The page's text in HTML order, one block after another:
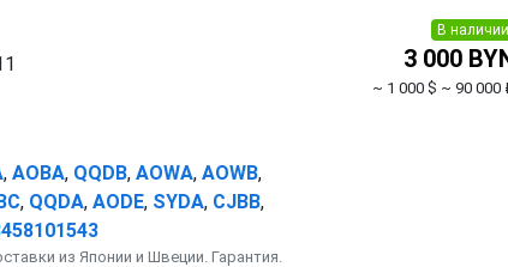
,AOBA, QQDB,AOWA,AOWB,
, QQDA,AODE, SYDA, CJBB,
из Японии и Швеции. Гарантия.
В наличии
3 000
~ 1 000 $ ~ 90 000